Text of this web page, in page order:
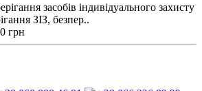
засобів індивідуального захисту
ЗІЗ, безпер..
грн